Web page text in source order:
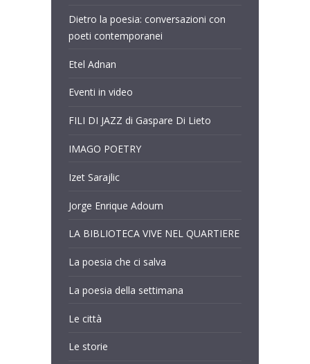
Dietro la poesia: conversazioni con
poeti contemporanei
Etel Adnan
Eventi in video
FILI DI JAZZ di Gaspare Di Lieto
IMAGO POETRY
Izet Sarajlic
Jorge Enrique Adoum
LA BIBLIOTECA VIVE NEL QUARTIERE
La poesia che ci salva
La poesia della settimana
Le città
Le storie